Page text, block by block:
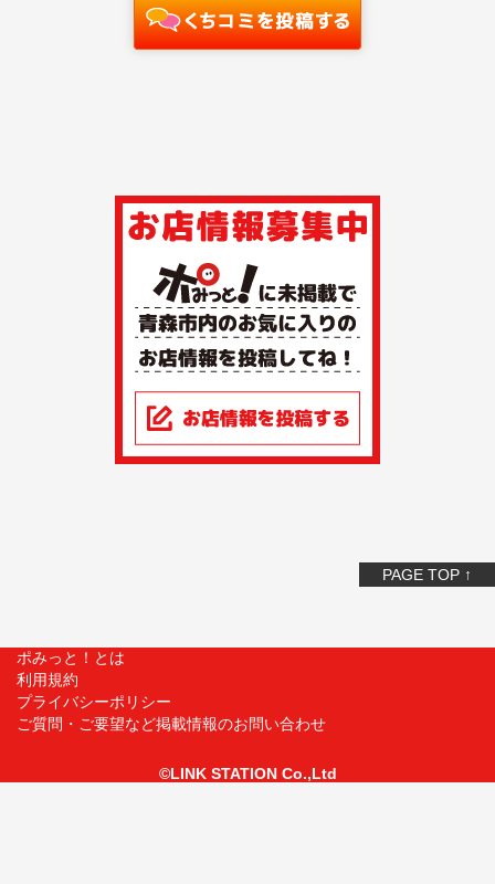
PAGE TOP ↑
ポみっと！とは
利用規約
プライバシーポリシー
ご質問・ご要望など掲載情報のお問い合わせ
©LINK STATION Co.,Ltd